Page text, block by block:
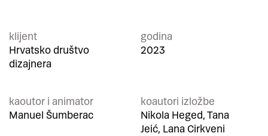
klijent
Hrvatsko društvo
dizajnera
godina
2023
kaoutor i animator
Manuel Šumberac
koautori izložbe
Nikola Heged, Tana
Jeić, Lana Cirkveni